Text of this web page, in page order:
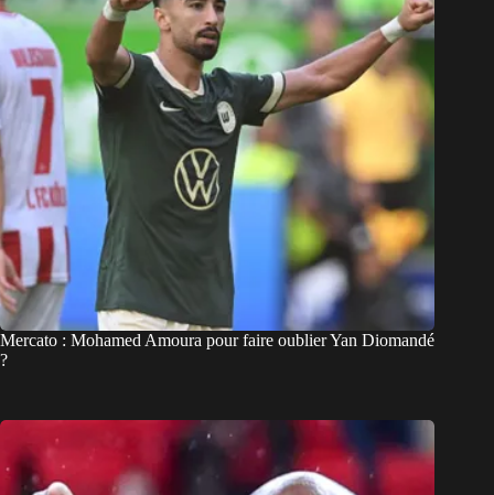
Mercato : Mohamed Amoura pour faire oublier Yan Diomandé
?